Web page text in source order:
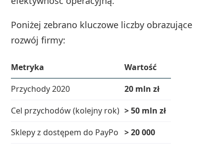
Poniżej zebrano kluczowe liczby obrazujące
rozwój firmy:
Metryka
Wartość
Przychody 2020
20 mln zł
Cel przychodów (kolejny rok) > 50 mln zł
Sklepy z dostępem do PayPo
> 20 000